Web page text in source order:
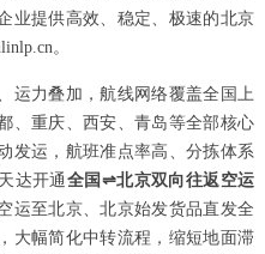
业提供高效、稳定、极速的北京
。
运力叠加，航线网络覆盖全国上
、重庆、西安、青岛等全部核心
发运，航班准点率高、分拣体系
达开通 全国⇌北京双向往返空运
运至北京、北京始发货品直发全
大幅简化中转流程，缩短地面滞